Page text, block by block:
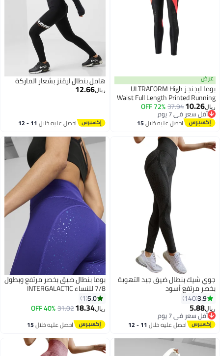
عرض
بوما ليجنجز ULTRAFORM High
Waist Full Length Printed Running
للنساء
ريال10.26
37.94
72% OFF
أقل سعر في 7 يوم
أقل سعر في 7 يوماحصل عليه خلال15
هامل بنطال ليقنز بشعار الماركة
ريال12.66
احصل عليه خلال 11 - 12
6
جوي شيك بنطال ضيق جيد التهوية
بخصر مرتفع أسود
3.9
140
ريال5.88
أقل سعر في 7 يوم
أقل سعر في 7 يوماحصل عليه خلال 11 - 12
بوما بنطال ضيق بخصر مرتفع وبطول
7/8 للنساء INTERGALACTIC
5.0
1
ريال18.34
31.02
40% OFF
احصل عليه خلال15